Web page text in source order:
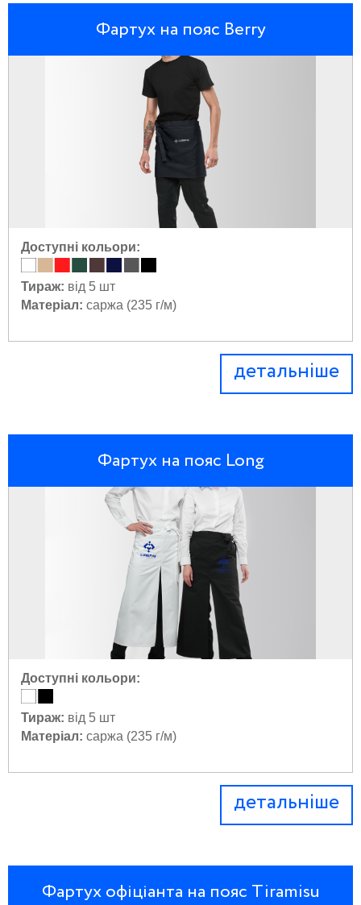
Фартух на пояс Berry
Доступні кольори:
Тираж: від 5 шт
Матеріал: саржа (235 г/м)
детальніше
Фартух на пояс Long
Доступні кольори:
Тираж: від 5 шт
Матеріал: саржа (235 г/м)
детальніше
Фартух офіціанта на пояс Tiramisu